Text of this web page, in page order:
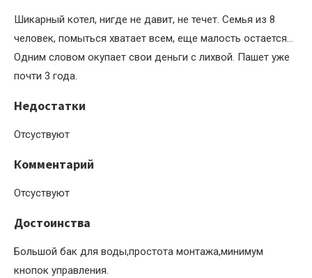
Шикарный котел, нигде не давит, не течет. Семья из 8
человек, помыться хватает всем, еще малость остается…
Одним словом окупает свои деньги с лихвой. Пашет уже
почти 3 года.
Недостатки
Отсуствуют
Комментарий
Отсуствуют
Достоинства
Большой бак для воды,простота монтажа,минимум
кнопок управления.